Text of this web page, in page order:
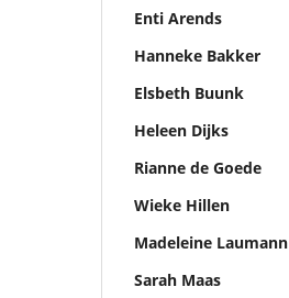
Enti Arends
Hanneke Bakker
Elsbeth Buunk
Heleen Dijks
Rianne de Goede
Wieke Hillen
Madeleine Laumann
Sarah Maas